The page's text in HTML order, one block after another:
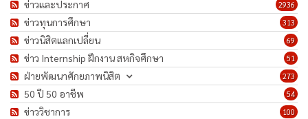
2936
ข่าวและประกาศ
313
ข่าวทุนการศึกษา
69
ข่าวนิสิตแลกเปลี่ยน
51
ข่าว Internship ฝึกงาน สหกิจศึกษา
273
ฝ่ายพัฒนาศักยภาพนิสิต
54
50 ปี 50 อาชีพ
100
ข่าววิชาการ